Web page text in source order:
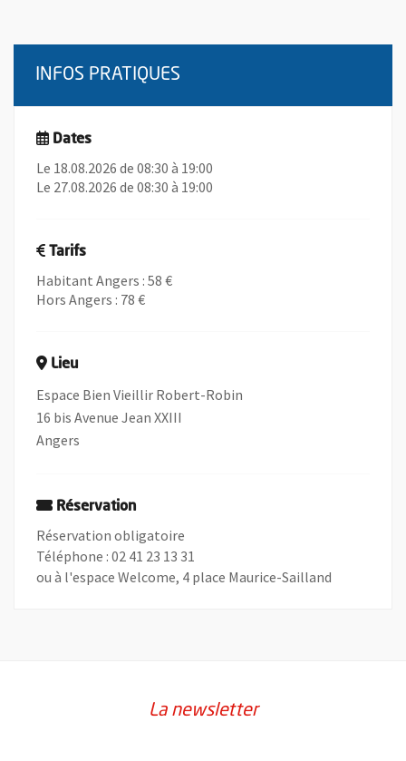
INFOS PRATIQUES
Dates
Le 18.08.2026 de 08:30 à 19:00
Le 27.08.2026 de 08:30 à 19:00
Tarifs
Habitant Angers : 58 €
Hors Angers : 78 €
Lieu
Espace Bien Vieillir Robert-Robin
16 bis Avenue Jean XXIII
Angers
Réservation
Réservation obligatoire
Téléphone : 02 41 23 13 31
ou à l'espace Welcome, 4 place Maurice-Sailland
La newsletter